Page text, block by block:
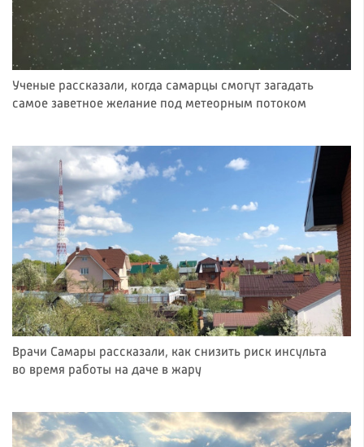
Ученые рассказали, когда самарцы смогут загадать
самое заветное желание под метеорным потоком
Врачи Самары рассказали, как снизить риск инсульта
во время работы на даче в жару